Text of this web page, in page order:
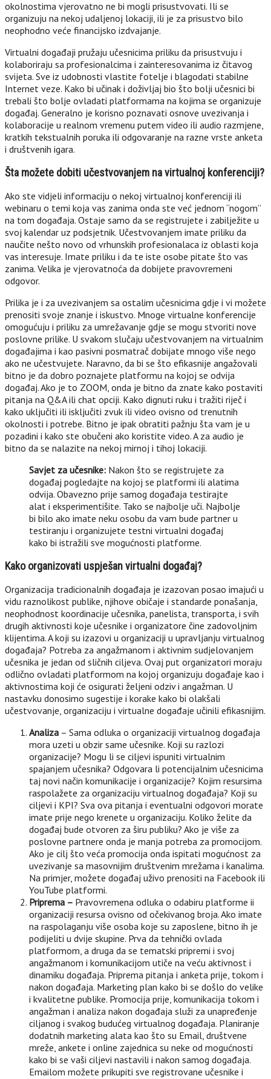
okolnostima vjerovatno ne bi mogli prisustvovati. Ili se
organizuju na nekoj udaljenoj lokaciji, ili je za prisustvo bilo
neophodno veće financijsko izdvajanje.
Virtualni događaji pružaju učesnicima priliku da prisustvuju i
kolaboriraju sa profesionalcima i zainteresovanima iz čitavog
svijeta. Sve iz udobnosti vlastite fotelje i blagodati stabilne
Internet veze. Kako bi učinak i doživljaj bio što bolji učesnici bi
trebali što bolje ovladati platformama na kojima se organizuje
događaj. Generalno je korisno poznavati osnove uvezivanja i
kolaboracije u realnom vremenu putem video ili audio razmjene,
kratkih tekstualnih poruka ili odgovaranje na razne vrste anketa
i društvenih igara.
Šta možete dobiti učestvovanjem na virtualnoj konferenciji?
Ako ste vidjeli informaciju o nekoj virtualnoj konferenciji ili
webinaru o temi koja vas zanima onda ste već jednom “nogom”
na tom događaja. Ostaje samo da se registrujete i zabilježite u
svoj kalendar uz podsjetnik. Učestvovanjem imate priliku da
naučite nešto novo od vrhunskih profesionalaca iz oblasti koja
vas interesuje. Imate priliku i da te iste osobe pitate što vas
zanima. Velika je vjerovatnoća da dobijete pravovremeni
odgovor.
Prilika je i za uvezivanjem sa ostalim učesnicima gdje i vi možete
prenositi svoje znanje i iskustvo. Mnoge virtualne konferencije
omogućuju i priliku za umrežavanje gdje se mogu stvoriti nove
poslovne prilike. U svakom slučaju učestvovanjem na virtualnim
događajima i kao pasivni posmatrač dobijate mnogo više nego
ako ne učestvujete. Naravno, da bi se što efikasnije angažovali
bitno je da dobro poznajete platformu na kojoj se odvija
događaj. Ako je to ZOOM, onda je bitno da znate kako postaviti
pitanja na Q&A ili chat opciji. Kako dignuti ruku i tražiti riječ i
kako uključiti ili isključiti zvuk ili video ovisno od trenutnih
okolnosti i potrebe. Bitno je ipak obratiti pažnju šta vam je u
pozadini i kako ste obučeni ako koristite video. A za audio je
bitno da se nalazite na nekoj mirnoj i tihoj lokaciji.
Savjet za učesnike: Nakon što se registrujete za
događaj pogledajte na kojoj se platformi ili alatima
odvija. Obavezno prije samog događaja testirajte
alat i eksperimentišite. Tako se najbolje uči. Najbolje
bi bilo ako imate neku osobu da vam bude partner u
testiranju i organizujete testni virtualni događaj
kako bi istražili sve mogućnosti platforme.
Kako organizovati uspješan virtualni događaj?
Organizacija tradicionalnih događaja je izazovan posao imajući u
vidu raznolikost publike, njihove običaje i standarde ponašanja,
neophodnost koordinacije učesnika, panelista, transporta, i svih
drugih aktivnosti koje učesnike i organizatore čine zadovoljnim
klijentima. A koji su izazovi u organizaciji u upravljanju virtualnog
događaja? Potreba za angažmanom i aktivnim sudjelovanjem
učesnika je jedan od sličnih ciljeva. Ovaj put organizatori moraju
odlično ovladati platformom na kojoj organizuju događaje kao i
aktivnostima koji će osigurati željeni odziv i angažman. U
nastavku donosimo sugestije i korake kako bi olakšali
učestvovanje, organizaciju i virtualne događaje učinili efikasnijim.
Analiza – Sama odluka o organizaciji virtualnog događaja
mora uzeti u obzir same učesnike. Koji su razlozi
organizacije? Mogu li se ciljevi ispuniti virtualnim
spajanjem učesnika? Odgovara li potencijalnim učesnicima
taj novi način komunikacije i organizacije? Kojim resursima
raspolažete za organizaciju virtualnog događaja? Koji su
ciljevi i KPI? Sva ova pitanja i eventualni odgovori morate
imate prije nego krenete u organizaciju. Koliko želite da
događaj bude otvoren za širu publiku? Ako je više za
poslovne partnere onda je manja potreba za promocijom.
Ako je cilj što veća promocija onda ispitati mogućnost za
uvezivanje sa masovnijim društvenim mrežama i kanalima.
Na primjer, možete događaj uživo prenositi na Facebook ili
YouTube platformi.
Priprema – Pravovremena odluka o odabiru platforme ii
organizaciji resursa ovisno od očekivanog broja. Ako imate
na raspolaganju više osoba koje su zaposlene, bitno ih je
podijeliti u dvije skupine. Prva da tehnički ovlada
platformom, a druga da se tematski pripremi i svoj
angažmanom i komunikacijom utiče na veću aktivnost i
dinamiku događaja. Priprema pitanja i anketa prije, tokom i
nakon događaja. Marketing plan kako bi se došlo do velike
i kvalitetne publike. Promocija prije, komunikacija tokom i
angažman i analiza nakon događaja služi za unapređenje
ciljanog i svakog budućeg virtualnog događaja. Planiranje
dodatnih marketing alata kao što su Email, društvene
mreže, ankete i online zajednica su neke od mogućnosti
kako bi se vaši ciljevi nastavili i nakon samog događaja.
Emailom možete prikupiti sve registrovane učesnike i